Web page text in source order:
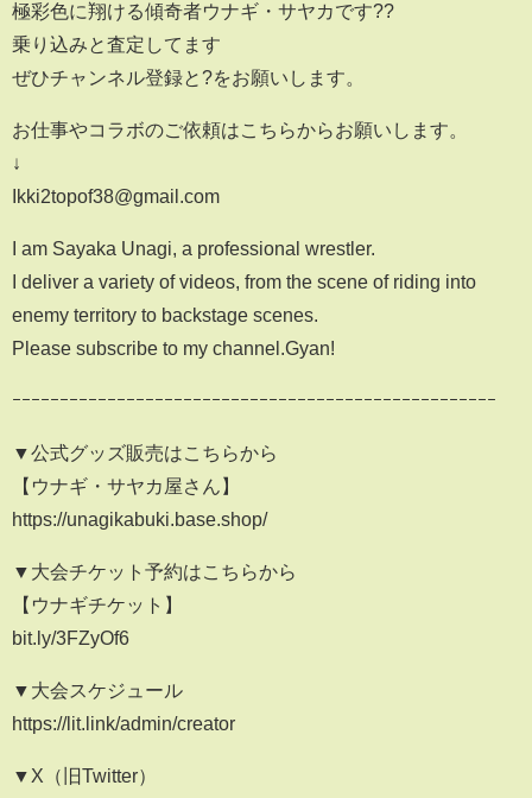
極彩色に翔ける傾奇者ウナギ・サヤカです??
乗り込みと査定してます
ぜひチャンネル登録と?をお願いします。
お仕事やコラボのご依頼はこちらからお願いします。
↓
Ikki2topof38@gmail.com
I am Sayaka Unagi, a professional wrestler.
I deliver a variety of videos, from the scene of riding into
enemy territory to backstage scenes.
Please subscribe to my channel.Gyan!
ｰｰｰｰｰｰｰｰｰｰｰｰｰｰｰｰｰｰｰｰｰｰｰｰｰｰｰｰｰｰｰｰｰｰｰｰｰｰｰｰｰｰｰｰｰｰｰｰｰｰｰ
▼公式グッズ販売はこちらから
【ウナギ・サヤカ屋さん】
https://unagikabuki.base.shop/
▼大会チケット予約はこちらから
【ウナギチケット】
bit.ly/3FZyOf6
▼大会スケジュール
https://lit.link/admin/creator
▼X（旧Twitter）